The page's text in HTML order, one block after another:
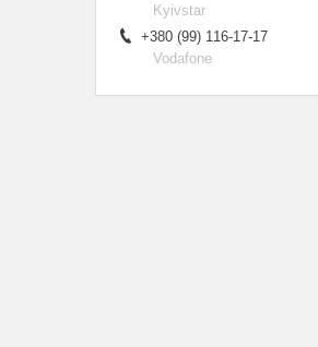
Kyivstar
+380 (99) 116-17-17
Vodafone